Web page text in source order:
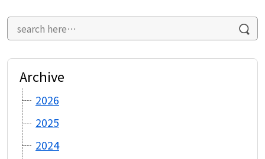
Archive
2026
2025
2024